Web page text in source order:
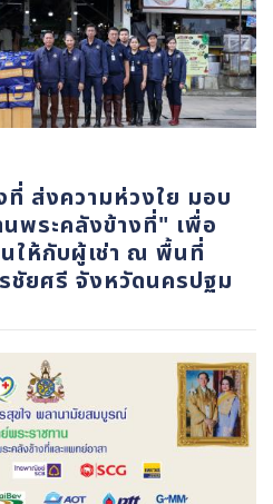
ส่งความห่วงใย มอบ
พระคลังข้างที่" เพื่อ
นให้กับผู้เช่า ณ พื้นที่
ชัยศรี จังหวัดนครปฐม